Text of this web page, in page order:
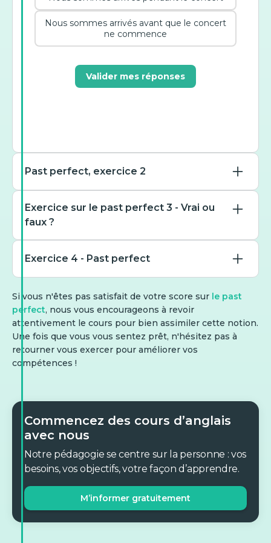
Nous sommes arrivés avant que le concert
ne commence
Valider mes réponses
Past perfect, exercice 2
the train ___, we ___ for an
hour. »
had arrived / were waiting
arrived / had been waiting
arrived / had waited
Complétez : « She ___ the
report before the manager
___ the meeting. »
had finished / started
Exercice sur le past perfect 3 - Vrai ou
faux ?
employer le past perfect ?
— « Quand je suis arrivé à
la gare, le train était déjà
parti. »
En anglais, faut-il
employer le past perfect ?
— « Après qu’elle a quitté
Exercice 4 - Past perfect
Complétez la phrase avec
le temps correct : « By the
time we reached the
cinema, the film ___. »
has already started
already started
Si vous n'êtes pas satisfait de votre score sur le past
perfect, nous vous encourageons à revoir
attentivement le cours pour bien assimiler cette notion.
Une fois que vous vous sentez prêt, n'hésitez pas à
retourner vous exercer pour améliorer vos
compétences !
Commencez des cours d’anglais
avec nous
Notre pédagogie se centre sur la personne : vos
besoins, vos objectifs, votre façon d’apprendre.
M’informer gratuitement